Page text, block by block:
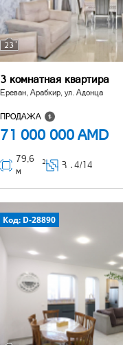
23
3 комнатная квартира
Ереван, Арабкир, ул. Адонца
ПРОДАЖА
71 000 000 AMD
79,6
м
2 Հ ․4/14
Код: D-28890